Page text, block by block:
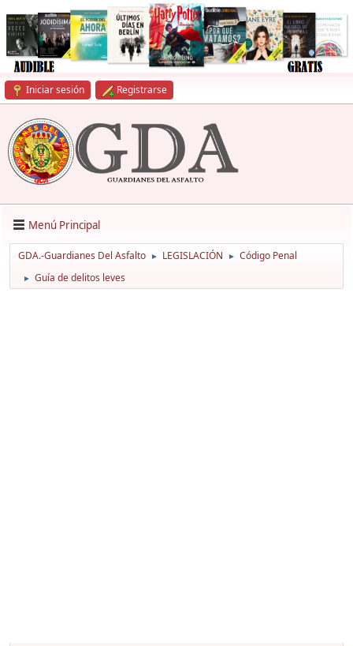
Iniciar sesión Registrarse
Menú Principal
GDA.-Guardianes Del Asfalto ► LEGISLACIÓN ► Código Penal
► Guía de delitos leves